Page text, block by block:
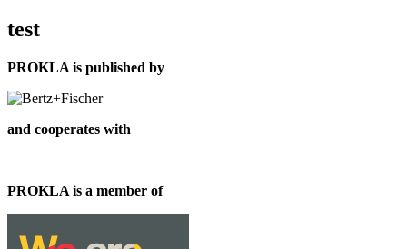
test
PROKLA is published by
and cooperates with
PROKLA is a member of